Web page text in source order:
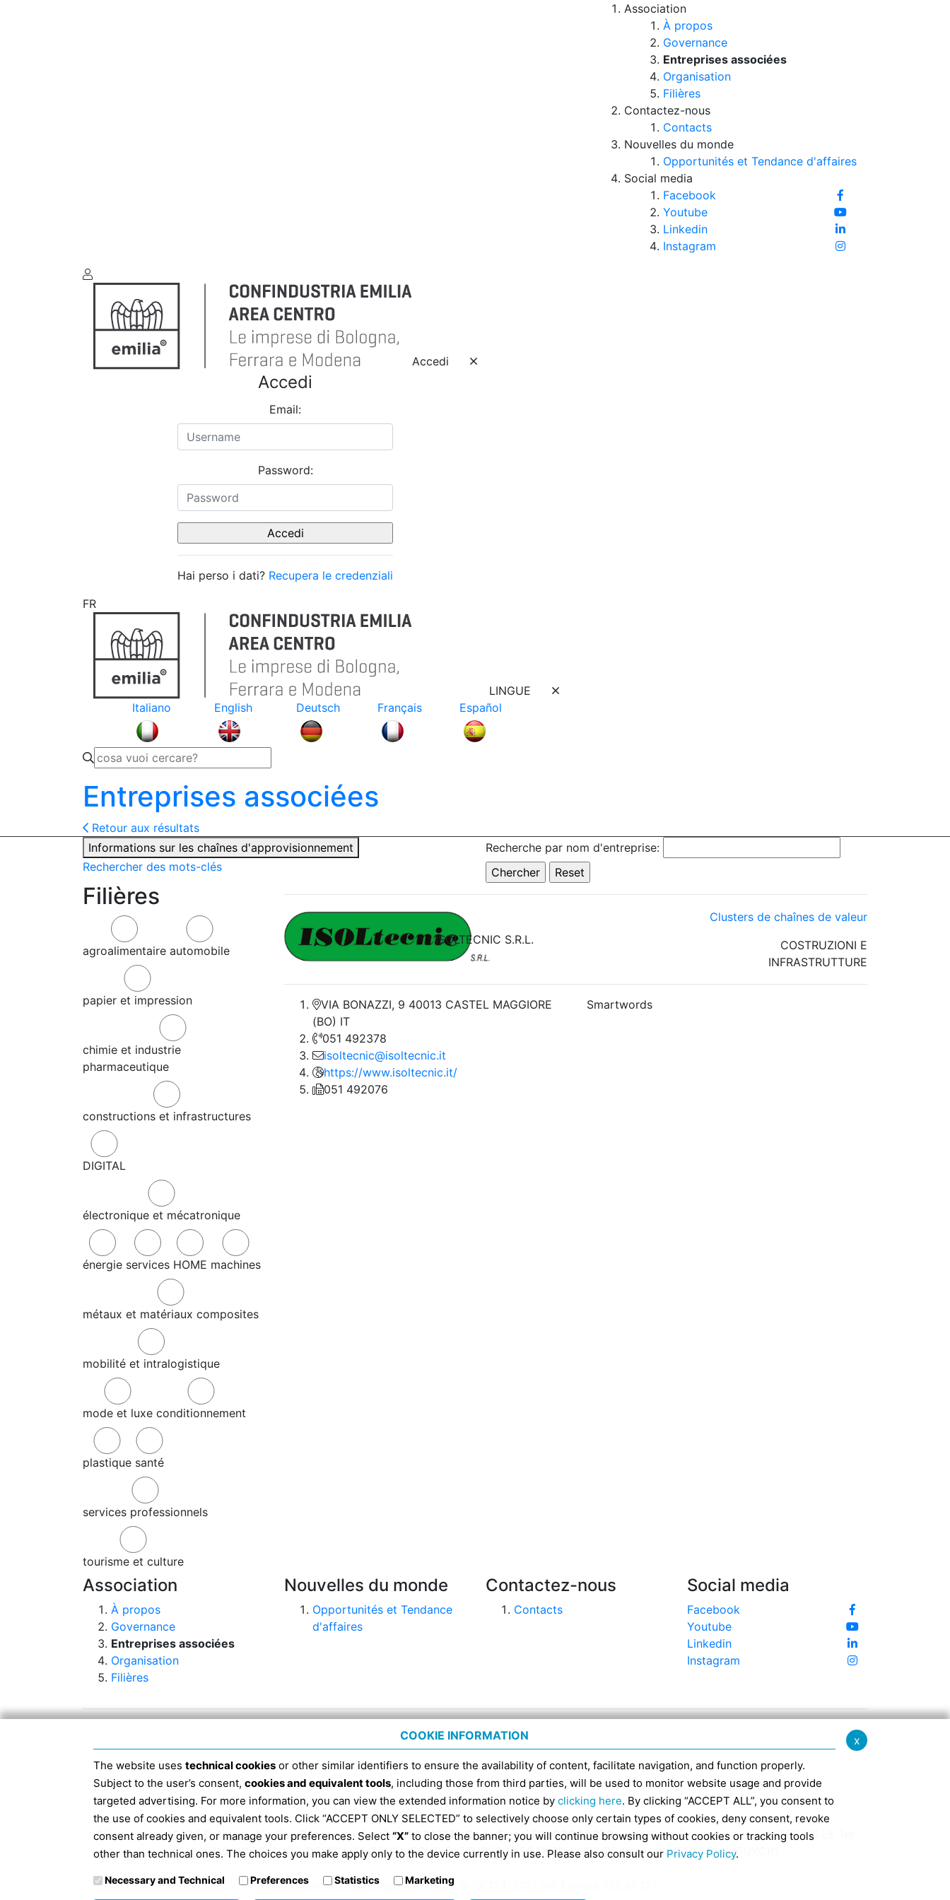
Association
À propos
Governance
Entreprises associées
Organisation
Filières
Contactez-nous
Contacts
Nouvelles du monde
Opportunités et Tendance d'affaires
Social media
Facebook
Youtube
Linkedin
Instagram
Accedi
Accedi
Email:
Password:
Hai perso i dati? Recupera le credenziali
FR
LINGUE
Italiano
English Deutsch Français Español
Entreprises associées
Retour aux résultats
Informations sur les chaînes d'approvisionnement
Rechercher des mots-clés
Recherche par nom d'entreprise:
Filières
agroalimentaire automobile
papier et impression
chimie et industrie
pharmaceutique
constructions et infrastructures
DIGITAL
électronique et mécatronique
énergie services HOME machines
métaux et matériaux composites
mobilité et intralogistique
mode et luxe conditionnement
plastique santé
services professionnels
tourisme et culture
ISOLTECNIC S.R.L.
Clusters de chaînes de valeur
COSTRUZIONI E
INFRASTRUTTURE
VIA BONAZZI, 9 40013 CASTEL MAGGIORE
(BO) IT
051 492378
isoltecnic@isoltecnic.it
https://www.isoltecnic.it/
051 492076
Smartwords
Association
À propos
Governance
Entreprises associées
Organisation
Filières
Nouvelles du monde
Opportunités et Tendance
d'affaires
Contactez-nous
Contacts
Social media
Facebook
Youtube
Linkedin
Instagram
Siège social 40124 Bologne, Via San Domenico 4, tél. 051 6317111, Code Fiscal 91398840370 -info@confindustriaemilia.it DEPUIS LE 1er
JANVIER 2019 LE CODE DESTINATAIRE SDI POUR FACTURES ÉLECTRONIQUES ES EXCLUSIVEMENT : M5UXCR1
Informations en application de la loi 124/2017 art 1 alinéa 125 et 127
x
COOKIE INFORMATION
The website uses technical cookies or other similar identifiers to ensure the availability of content, facilitate navigation, and function properly.
Subject to the user’s consent, cookies and equivalent tools, including those from third parties, will be used to monitor website usage and provide
targeted advertising. For more information, you can view the extended information notice by clicking here. By clicking “ACCEPT ALL”, you consent to
the use of cookies and equivalent tools. Click “ACCEPT ONLY SELECTED” to selectively choose only certain types of cookies, deny consent, revoke
consent already given, or manage your preferences. Select “X” to close the banner; you will continue browsing without cookies or tracking tools
other than technical ones. The choices you make apply only to the device currently in use. Please also consult our Privacy Policy.
Necessary and Technical Preferences Statistics Marketing